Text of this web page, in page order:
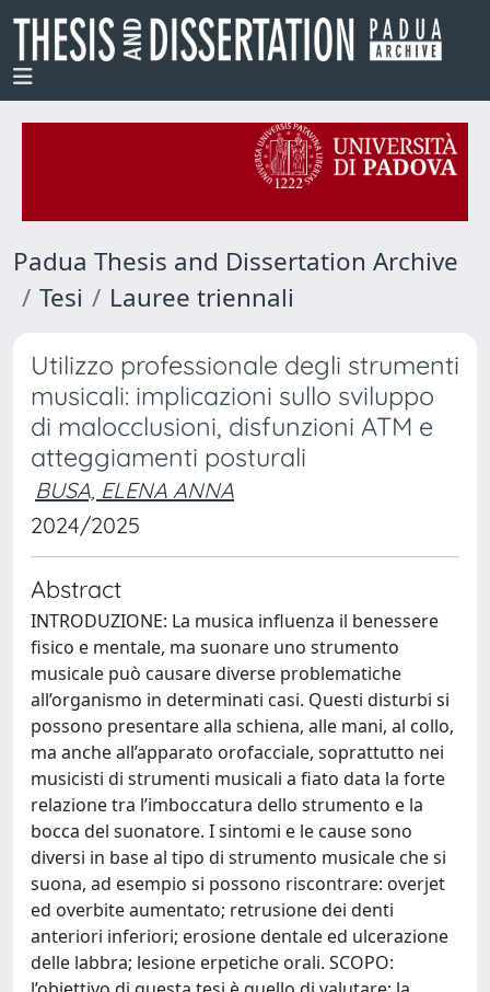
Padua Thesis and Dissertation Archive
Tesi
Lauree triennali
Utilizzo professionale degli strumenti
musicali: implicazioni sullo sviluppo
di malocclusioni, disfunzioni ATM e
atteggiamenti posturali
BUSA, ELENA ANNA
2024/2025
Abstract
INTRODUZIONE: La musica influenza il benessere
fisico e mentale, ma suonare uno strumento
musicale può causare diverse problematiche
all’organismo in determinati casi. Questi disturbi si
possono presentare alla schiena, alle mani, al collo,
ma anche all’apparato orofacciale, soprattutto nei
musicisti di strumenti musicali a fiato data la forte
relazione tra l’imboccatura dello strumento e la
bocca del suonatore. I sintomi e le cause sono
diversi in base al tipo di strumento musicale che si
suona, ad esempio si possono riscontrare: overjet
ed overbite aumentato; retrusione dei denti
anteriori inferiori; erosione dentale ed ulcerazione
delle labbra; lesione erpetiche orali. SCOPO: